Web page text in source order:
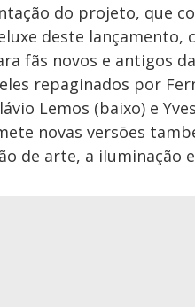
do projeto, que
deste lançamento,
fãs novos e antigos
repaginados por
Lemos (baixo) e
novas versões
de arte, a iluminação